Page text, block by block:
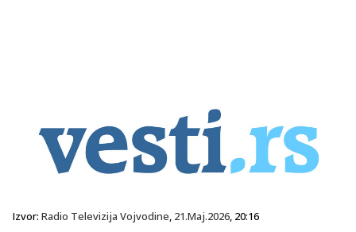
Izvor: Radio Televizija Vojvodine, 21.Maj.2026, 20:16